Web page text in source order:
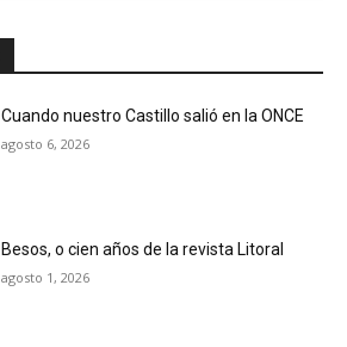
Cuando nuestro Castillo salió en la ONCE
agosto 6, 2026
Besos, o cien años de la revista Litoral
agosto 1, 2026